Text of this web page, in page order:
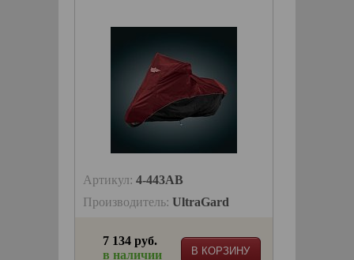
Артикул: 4-443AB
Производитель: UltraGard
В КОРЗИНУ
7 134 руб.
в наличии